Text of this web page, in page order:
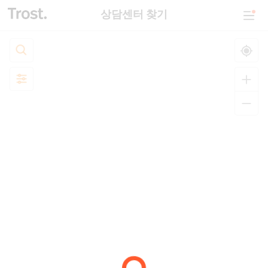
상담센터 찾기